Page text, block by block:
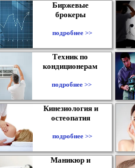
Биржевые
брокеры
подробнее >>
Техник по
кондиционерам
подробнее >>
Кинезиология и
остеопатия
подробнее >>
Маникюр и